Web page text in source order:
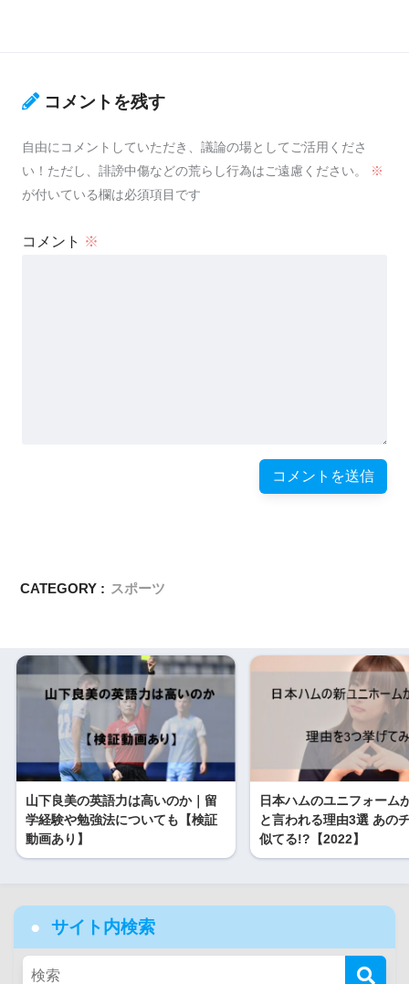
コメントを残す
自由にコメントしていただき、議論の場としてご活用くださ
い！ただし、誹謗中傷などの荒らし行為はご遠慮ください。
※
が付いている欄は必須項目です
コメント ※
CATEGORY : スポーツ
山下良美の英語力は高いのか｜留
学経験や勉強法についても【検証
動画あり】
日本ハムのユニフォーム
と言われる理由3選 あの
似てる!?【2022】
サイト内検索